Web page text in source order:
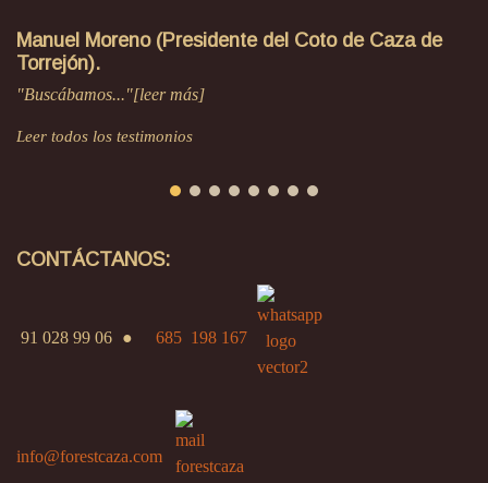
Manuel Moreno (Presidente del Coto de Caza de
Torrejón).
"Buscábamos..."[leer más]
Leer todos los testimonios
CONTÁCTANOS:
91 028 99 06 ● 685 198 167
info@forestcaza.com